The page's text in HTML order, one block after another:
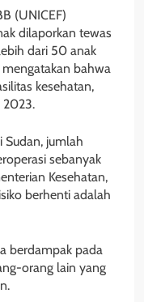
(UNICEF)
dilaporkan tewas
dari 50 anak
bahwa
kesehatan,
2023.
Sudan, jumlah
sebanyak
Kesehatan,
berhenti adalah
berdampak pada
orang lain yang